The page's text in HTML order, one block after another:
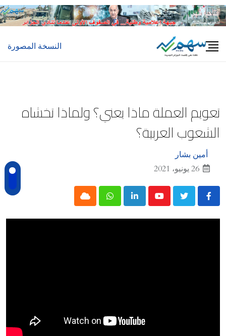
النسخة المصورة
تعويم العملة ماذا يعني؟ ولماذا تخشاه
الشعوب العربية؟
أمين بشار
26 يونيو، 2021
Youtube
LinkedIn
Whatsapp
Cloud